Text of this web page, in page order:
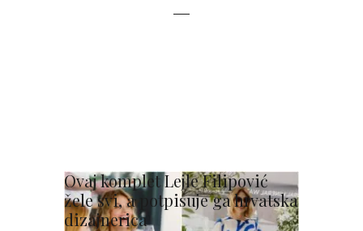
Ovaj komplet Lejle Filipović
žele svi, a potpisuje ga hrvatska
dizajnerica